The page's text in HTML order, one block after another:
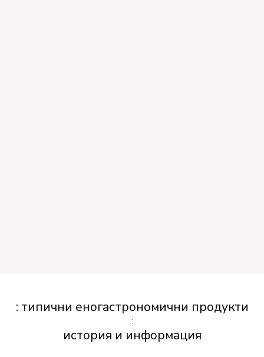
: типични еногастрономични продукти
:
история и информация